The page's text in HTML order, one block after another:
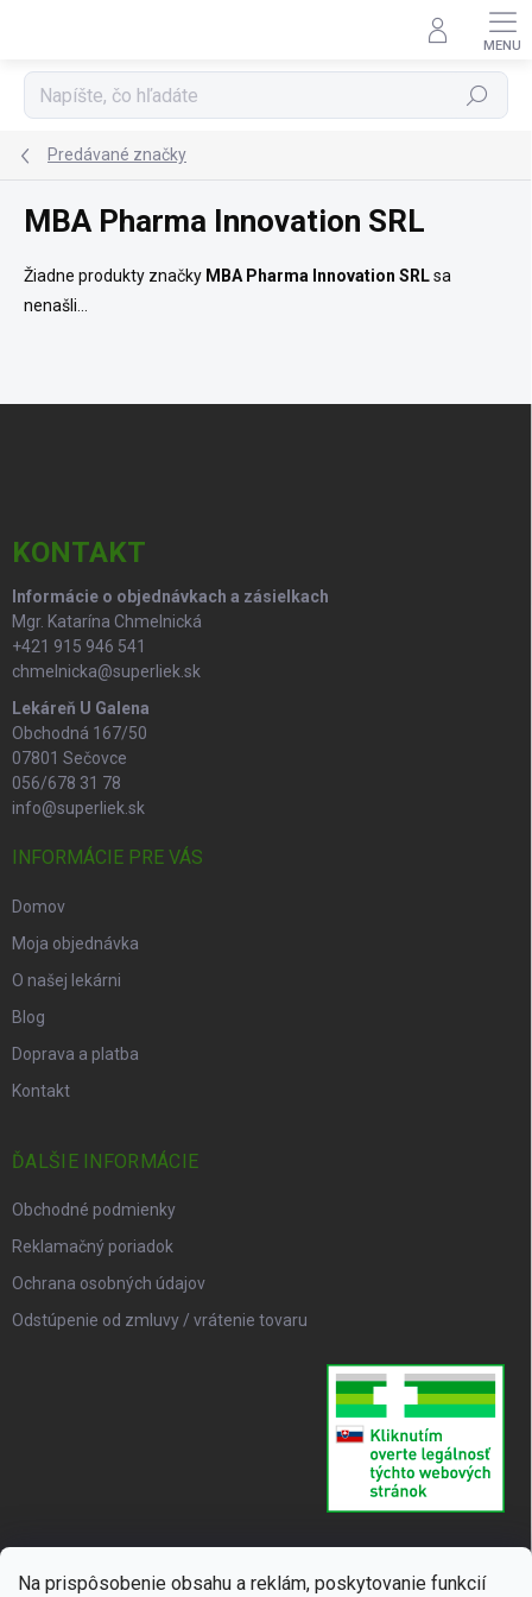
Na prispôsobenie obsahu a reklám, poskytovanie funkcií
Hľadať
Predávané značky
MBA Pharma Innovation SRL
Žiadne produkty značky MBA Pharma Innovation SRLsa
nenašli...
KONTAKT
Informácie o objednávkach a zásielkach
Mgr. Katarína Chmelnická
+421 915 946 541
chmelnicka@superliek.sk
Lekáreň U Galena
Obchodná 167/50
07801 Sečovce
056/678 31 78
info@superliek.sk
INFORMÁCIE PRE VÁS
Domov
Moja objednávka
O našej lekárni
Blog
Doprava a platba
Kontakt
ĎALŠIE INFORMÁCIE
Obchodné podmienky
Reklamačný poriadok
Ochrana osobných údajov
Odstúpenie od zmluvy / vrátenie tovaru